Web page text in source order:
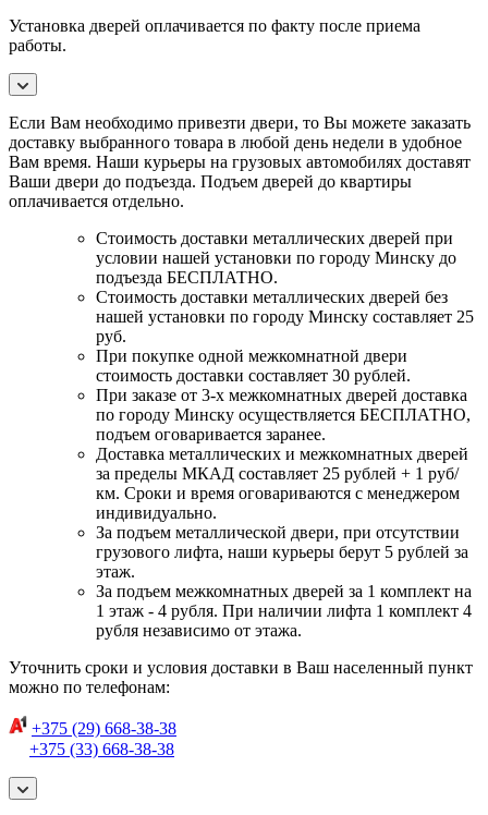
Установка дверей оплачивается по факту после приема
работы.
Если Вам необходимо привезти двери, то Вы можете заказать
доставку выбранного товара в любой день недели в удобное
Вам время. Наши курьеры на грузовых автомобилях доставят
Ваши двери до подъезда. Подъем дверей до квартиры
оплачивается отдельно.
Стоимость доставки металлических дверей при
условии нашей установки по городу Минску до
подъезда БЕСПЛАТНО.
Стоимость доставки металлических дверей без
нашей установки по городу Минску составляет 25
руб.
При покупке одной межкомнатной двери
стоимость доставки составляет 30 рублей.
При заказе от 3-х межкомнатных дверей доставка
по городу Минску осуществляется БЕСПЛАТНО,
подъем оговаривается заранее.
Доставка металлических и межкомнатных дверей
за пределы МКАД составляет 25 рублей + 1 руб/
км. Сроки и время оговариваются с менеджером
индивидуально.
За подъем металлической двери, при отсутствии
грузового лифта, наши курьеры берут 5 рублей за
этаж.
За подъем межкомнатных дверей за 1 комплект на
1 этаж - 4 рубля. При наличии лифта 1 комплект 4
рубля независимо от этажа.
Уточнить сроки и условия доставки в Ваш населенный пункт
можно по телефонам:
+375 (29) 668-38-38
+375 (33) 668-38-38